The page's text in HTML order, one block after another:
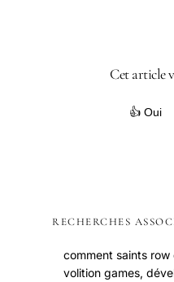
Cet article
👍 Oui
RECHERCHES
comment saints
volition games,